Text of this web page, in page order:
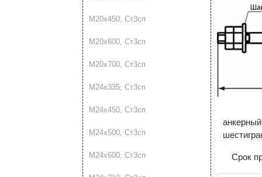
М20х450, Ст3сп
М20х600, Ст3сп
М20х700, Ст3сп
М24х335, Ст3сп
М24х450, Ст3сп
М24х500, Ст3сп
М24х600, Ст3сп Срок